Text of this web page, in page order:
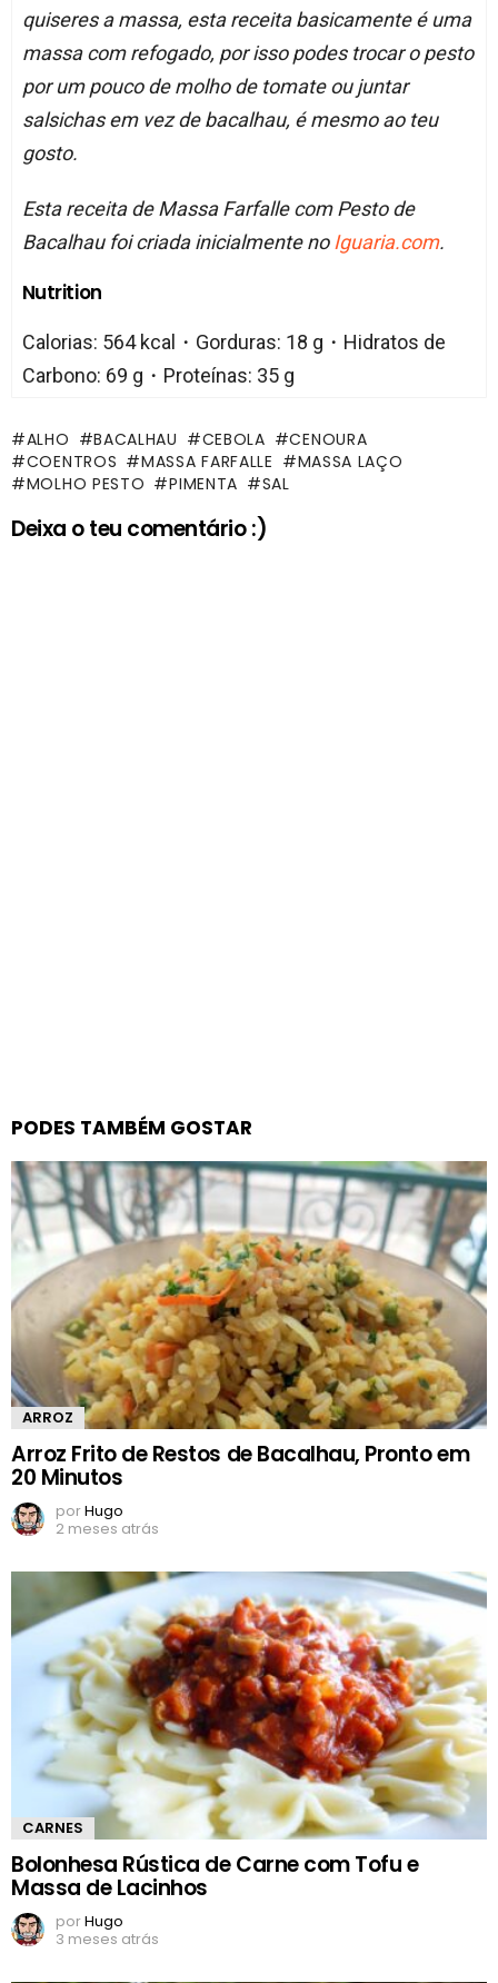
quiseres a massa, esta receita basicamente é uma
massa com refogado, por isso podes trocar o pesto
por um pouco de molho de tomate ou juntar
salsichas em vez de bacalhau, é mesmo ao teu
gosto.
Esta receita de Massa Farfalle com Pesto de
Bacalhau foi criada inicialmente no Iguaria.com.
Nutrition
Calorias: 564 kcal・Gorduras: 18 g・Hidratos de
Carbono: 69 g・Proteínas: 35 g
ALHO BACALHAU CEBOLA
CENOURA
COENTROS
MASSA FARFALLE
MASSA LAÇO
MOLHO PESTO
PIMENTA SAL
Deixa o teu comentário :)
PODES TAMBÉM GOSTAR
ARROZ
Arroz Frito de Restos de Bacalhau, Pronto em
20 Minutos
porHugo
2 meses atrás
CARNES
Bolonhesa Rústica de Carne com Tofu e
Massa de Lacinhos
porHugo
3 meses atrás